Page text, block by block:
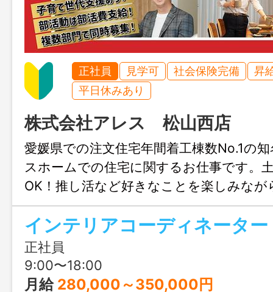
正社員 見学可 社会保険完備
昇
平日休みあり
株式会社アレス 松山西店
愛媛県での注文住宅年間着工棟数No.1の
スホームでの住宅に関するお仕事です。
OK！推し活など好きなことを楽しみな
きます♪結婚や出産のタイミングでも安心
も充実！人生設計が変わっても安定して
リアチェンジしてみませんか？職場見学
ます！
インテリアコーディネーター
正社員
9:00〜18:00
月給 280,000～350,000円